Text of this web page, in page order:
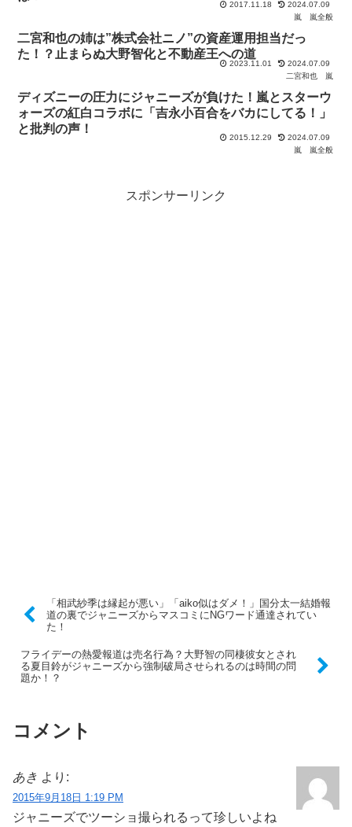
2017.11.18
2024.07.09
嵐
嵐全般
二宮和也の姉は”株式会社ニノ”の資産運用担当だっ
た！？止まらぬ大野智化と不動産王への道
2023.11.01
2024.07.09
二宮和也
嵐
ディズニーの圧力にジャニーズが負けた！嵐とスターウ
ォーズの紅白コラボに「吉永小百合をバカにしてる！」
と批判の声！
2015.12.29
2024.07.09
嵐
嵐全般
スポンサーリンク
「相武紗季は縁起が悪い」「aiko似はダメ！」国分太一結婚報
道の裏でジャニーズからマスコミにNGワード通達されてい
た！
フライデーの熱愛報道は売名行為？大野智の同棲彼女とされ
る夏目鈴がジャニーズから強制破局させられるのは時間の問
題か！？
コメント
あき より:
2015年9月18日 1:19 PM
ジャニーズでツーショ撮られるって珍しいよね